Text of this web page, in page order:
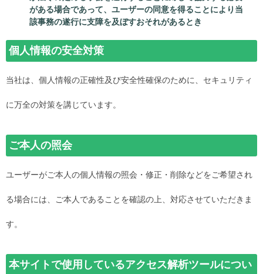
がある場合であって、ユーザーの同意を得ることにより当
該事務の遂行に支障を及ぼすおそれがあるとき
個人情報の安全対策
当社は、個人情報の正確性及び安全性確保のために、セキュリティ
に万全の対策を講じています。
ご本人の照会
ユーザーがご本人の個人情報の照会・修正・削除などをご希望され
る場合には、ご本人であることを確認の上、対応させていただきま
す。
本サイトで使用しているアクセス解析ツールについ